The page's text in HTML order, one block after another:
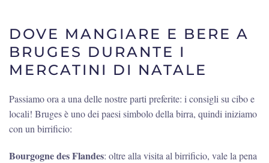
DOVE MANGIARE E BERE A
BRUGES DURANTE I
MERCATINI DI NATALE
Passiamo ora a una delle nostre parti preferite: i consigli su cibo e
locali! Bruges è uno dei paesi simbolo della birra, quindi iniziamo
con un birrificio:
Bourgogne des Flandes: oltre alla visita al birrificio, vale la pena